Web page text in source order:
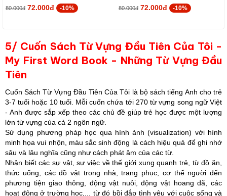
80.000đ 72.000đ -10% 80.000đ 72.000đ -10%
5/ Cuốn Sách Từ Vựng Đầu Tiên Của Tôi -
My First Word Book - Những Từ Vựng Đầu
Tiên
Cuốn Sách Từ Vựng Đầu Tiên Của Tôi là bộ sách tiếng Anh cho trẻ
3-7 tuổi hoặc 10 tuổi. Mỗi cuốn chứa tới 270 từ vựng song ngữ Việt
- Anh được sắp xếp theo các chủ đề giúp trẻ học được một lượng
lớn từ vựng của cả 2 ngôn ngữ.
Sử dụng phương pháp học qua hình ảnh (visualization) với hình
minh họa vui nhộn, màu sắc sinh động là cách hiệu quả để ghi nhớ
sâu và lâu nghĩa cũng như cách phát âm của các từ.
Nhận biết các sự vật, sự việc về thế giới xung quanh trẻ, từ đồ ăn,
thức uống, các đồ vật trong nhà, trang phục, cơ thể người đến
phương tiện giao thông, động vật nuôi, động vật hoang dã, các
hoạt động ở trường học,... từ đó bồi đắp tình yêu với cuộc sống và